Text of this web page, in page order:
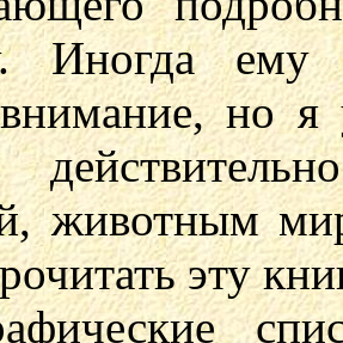
Иногда ему
но
животным
эту